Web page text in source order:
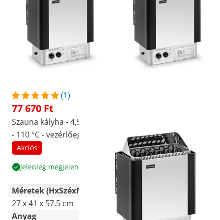
(1)
77 670 Ft
Szauna kályha - 4,5 kW - 30
- 110 °C - vezérlőegységgel
Akciós
Jelenleg megjelenített
110 °C - vezérlőegységgel
Akciós Népszerű
Termék megtekintése
Méretek (HxSzéxMa)
27 x 41 x 57.5 cm
Anyag